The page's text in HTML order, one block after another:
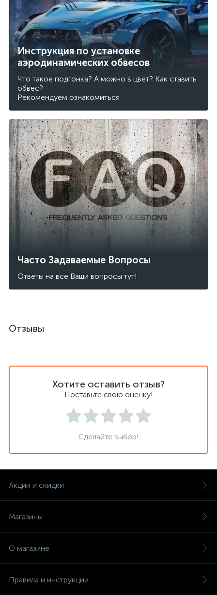
Инструкция по установке
аэродинамических обвесов
Что такое подгонка? А можно в цвет? Как ставить
обвес?
Рекомендуем ознакомиться
Часто Задаваемые Вопросы
Ответы на все Ваши вопросы тут!
Отзывы
Хотите оставить отзыв?
Поставьте свою оценку!
Сделайте выбор!
Акции и скидки
Магазины
О магазине
Правила и инструкции